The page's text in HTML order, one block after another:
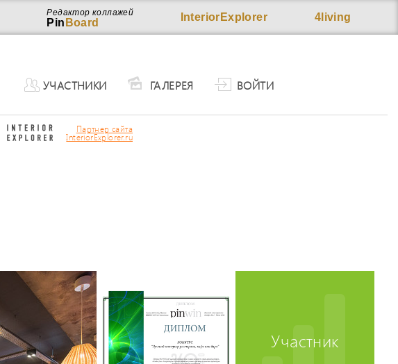
4living
InteriorExplorer
Редактор коллажей
Pin Board
УЧАСТНИКИ ГАЛЕРЕЯ ВОЙТИ
Партнер сайта
InteriorExplorer.ru
Участник